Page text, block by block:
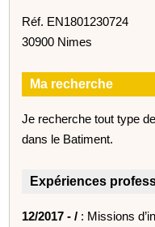
Réf. EN1801230724
30900 Nimes
Ma recherche
Je recherche tout type
dans le Batiment.
Expériences
12/2017 - / : Missions